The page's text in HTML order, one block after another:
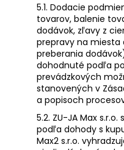
5.1. Dodacie
tovarov, balenie
dodávok, zľavy z
prepravy na miesta
preberania
dohodnuté podľa
prevádzkových
stanovených v
a popisoch
5.2. ZU-JA Max
podľa dohody s
Max2 s.r.o.